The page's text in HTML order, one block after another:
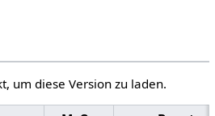
um diese Version zu laden.